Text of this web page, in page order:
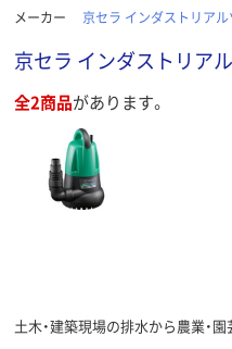
メーカー 京セラ インダストリア
京セラ インダストリア
全2商品があります。
土木・建築現場の排水から農業・